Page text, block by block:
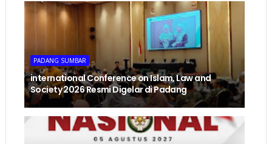
PADANG SUMBAR
international Conference on Islam, Law and
Society 2026 Resmi Digelar di Padang